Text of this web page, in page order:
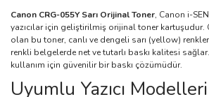
Canon CRG-055Y Sarı Orijinal Toner, Canon i-
yazıcılar için geliştirilmiş orijinal toner kartuşudur.
olan bu toner, canlı ve dengeli sarı (yellow)
renkli belgelerde net ve tutarlı baskı kalitesi
kullanım için güvenilir bir baskı çözümüdür.
Uyumlu Yazıcı Modelleri